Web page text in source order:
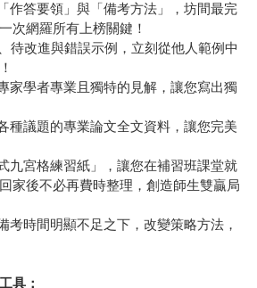
作答要領」與「備考方法」，坊間最完
次網羅所有上榜關鍵！
待改進與錯誤示例，立刻從他人範例中
家學者專業且獨特的見解，讓您寫出獨
種議題的專業論文全文資料，讓您完美
九宮格練習紙」，讓您在補習班課堂就
家後不必再費時整理，創造師生雙贏局
考時間明顯不足之下，改變策略方法，
具：